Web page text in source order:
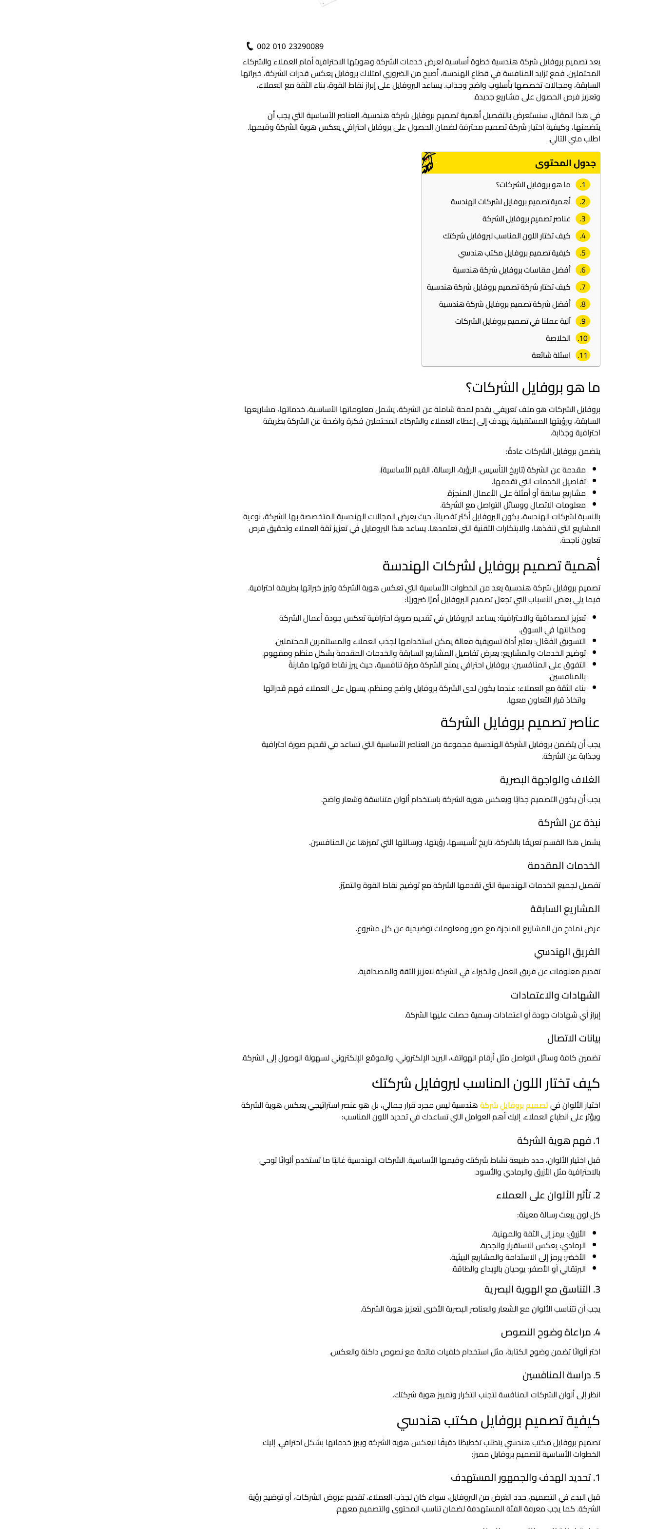
يعد تصميم بروفايل شركة هندسية خطوة أساسية لعرض خدمات الشركة وهويتها الاحترافية أمام العملاء والشركاء
المحتملين. فمع تزايد المنافسة في قطاع الهندسة، أصبح من الضروري امتلاك بروفايل يعكس قدرات الشركة، خبراتها
السابقة، ومجالات تخصصها بأسلوب واضح وجذاب. يساعد البروفايل على إبراز نقاط القوة، بناء الثقة مع العملاء،
وتعزيز فرص الحصول على مشاريع جديدة.
في هذا المقال، سنستعرض بالتفصيل أهمية تصميم بروفايل شركة هندسية، العناصر الأساسية التي يجب أن
يتضمنها، وكيفية اختيار شركة تصميم محترفة لضمان الحصول على بروفايل احترافي يعكس هوية الشركة وقيمها.
اطلب مني التالي.
جدول المحتوى
ما هو بروفايل الشركات؟
أهمية تصميم بروفايل لشركات الهندسة
عناصر تصميم بروفايل الشركة
كيف تختار اللون المناسب لبروفايل شركتك
كيفية تصميم بروفايل مكتب هندسي
أفضل مقاسات بروفايل شركة هندسية
كيف تختار شركة تصميم بروفايل شركة هندسية
أفضل شركة تصميم بروفايل شركة هندسية
آلية عملنا في تصميم بروفايل الشركات
الخلاصة
اسئلة شائعة
ما هو بروفايل الشركات؟
بروفايل الشركات هو ملف تعريفي يقدم لمحة شاملة عن الشركة، يشمل معلوماتها الأساسية، خدماتها، مشاريعها
السابقة، ورؤيتها المستقبلية. يهدف إلى إعطاء العملاء والشركاء المحتملين فكرة واضحة عن الشركة بطريقة
احترافية وجذابة.
يتضمن بروفايل الشركات عادةً:
مقدمة عن الشركة (تاريخ التأسيس، الرؤية، الرسالة، القيم الأساسية).
تفاصيل الخدمات التي تقدمها.
مشاريع سابقة أو أمثلة على الأعمال المنجزة.
معلومات الاتصال ووسائل التواصل مع الشركة.
بالنسبة لشركات الهندسة، يكون البروفايل أكثر تفصيلاً، حيث يعرض المجالات الهندسية المتخصصة بها الشركة، نوعية
المشاريع التي تنفذها، والابتكارات التقنية التي تعتمدها. يساعد هذا البروفايل في تعزيز ثقة العملاء وتحقيق فرص
تعاون ناجحة.
أهمية تصميم بروفايل لشركات الهندسة
تصميم بروفايل شركة هندسية يعد من الخطوات الأساسية التي تعكس هوية الشركة وتبرز خبراتها بطريقة احترافية.
فيما يلي بعض الأسباب التي تجعل تصميم البروفايل أمرًا ضروريًا:
تعزيز المصداقية والاحترافية: يساعد البروفايل في تقديم صورة احترافية تعكس جودة أعمال الشركة
ومكانتها في السوق.
التسويق الفعّال: يعتبر أداة تسويقية فعالة يمكن استخدامها لجذب العملاء والمستثمرين المحتملين.
توضيح الخدمات والمشاريع: يعرض تفاصيل المشاريع السابقة والخدمات المقدمة بشكل منظم ومفهوم.
التفوق على المنافسين: بروفايل احترافي يمنح الشركة ميزة تنافسية، حيث يبرز نقاط قوتها مقارنةً
بالمنافسين.
بناء الثقة مع العملاء: عندما يكون لدى الشركة بروفايل واضح ومنظم، يسهل على العملاء فهم قدراتها
واتخاذ قرار التعاون معها.
عناصر تصميم بروفايل الشركة
يجب أن يتضمن بروفايل الشركة الهندسية مجموعة من العناصر الأساسية التي تساعد في تقديم صورة احترافية
وجذابة عن الشركة.
الغلاف والواجهة البصرية
يجب أن يكون التصميم جذابًا ويعكس هوية الشركة باستخدام ألوان متناسقة وشعار واضح.
نبذة عن الشركة
يشمل هذا القسم تعريفًا بالشركة، تاريخ تأسيسها، رؤيتها، ورسالتها التي تميزها عن المنافسين.
الخدمات المقدمة
تفصيل لجميع الخدمات الهندسية التي تقدمها الشركة مع توضيح نقاط القوة والتميّز.
المشاريع السابقة
عرض نماذج من المشاريع المنجزة مع صور ومعلومات توضيحية عن كل مشروع.
الفريق الهندسي
تقديم معلومات عن فريق العمل والخبراء في الشركة لتعزيز الثقة والمصداقية.
الشهادات والاعتمادات
إبراز أي شهادات جودة أو اعتمادات رسمية حصلت عليها الشركة.
بيانات الاتصال
تضمين كافة وسائل التواصل مثل أرقام الهواتف، البريد الإلكتروني، والموقع الإلكتروني لسهولة الوصول إلى الشركة.
كيف تختار اللون المناسب لبروفايل شركتك
اختيار الألوان فيتصميم بروفايل شركةهندسية ليس مجرد قرار جمالي، بل هو عنصر استراتيجي يعكس هوية الشركة
ويؤثر على انطباع العملاء. إليك أهم العوامل التي تساعدك في تحديد اللون المناسب:
1. فهم هوية الشركة
قبل اختيار الألوان، حدد طبيعة نشاط شركتك وقيمها الأساسية. الشركات الهندسية غالبًا ما تستخدم ألوانًا توحي
بالاحترافية مثل الأزرق والرمادي والأسود.
2. تأثير الألوان على العملاء
كل لون يبعث رسالة معينة:
الأزرق: يرمز إلى الثقة والمهنية.
الرمادي: يعكس الاستقرار والجدية.
الأخضر: يرمز إلى الاستدامة والمشاريع البيئية.
البرتقالي أو الأصفر: يوحيان بالإبداع والطاقة.
3. التناسق مع الهوية البصرية
يجب أن تتناسب الألوان مع الشعار والعناصر البصرية الأخرى لتعزيز هوية الشركة.
4. مراعاة وضوح النصوص
اختر ألوانًا تضمن وضوح الكتابة، مثل استخدام خلفيات فاتحة مع نصوص داكنة والعكس.
5. دراسة المنافسين
انظر إلى ألوان الشركات المنافسة لتجنب التكرار وتمييز هوية شركتك.
كيفية تصميم بروفايل مكتب هندسي
تصميم بروفايل مكتب هندسي يتطلب تخطيطًا دقيقًا ليعكس هوية الشركة ويبرز خدماتها بشكل احترافي. إليك
الخطوات الأساسية لتصميم بروفايل مميز:
1. تحديد الهدف والجمهور المستهدف
قبل البدء في التصميم، حدد الغرض من البروفايل، سواء كان لجذب العملاء، تقديم عروض الشركات، أو توضيح رؤية
الشركة. كما يجب معرفة الفئة المستهدفة لضمان تناسب المحتوى والتصميم معهم.